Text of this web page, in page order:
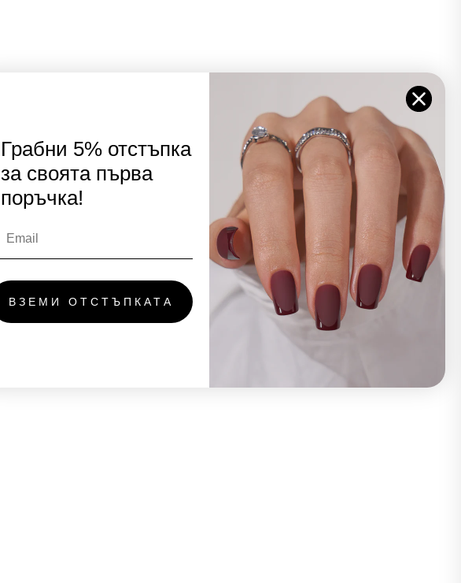
Грабни 5% отстъпка
за своята първа
поръчка!
ВЗЕМИ ОТСТЪПКАТА